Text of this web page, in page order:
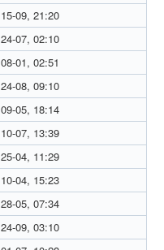
15-09, 21:20
24-07, 02:10
08-01, 02:51
24-08, 09:10
09-05, 18:14
10-07, 13:39
25-04, 11:29
10-04, 15:23
28-05, 07:34
24-09, 03:10